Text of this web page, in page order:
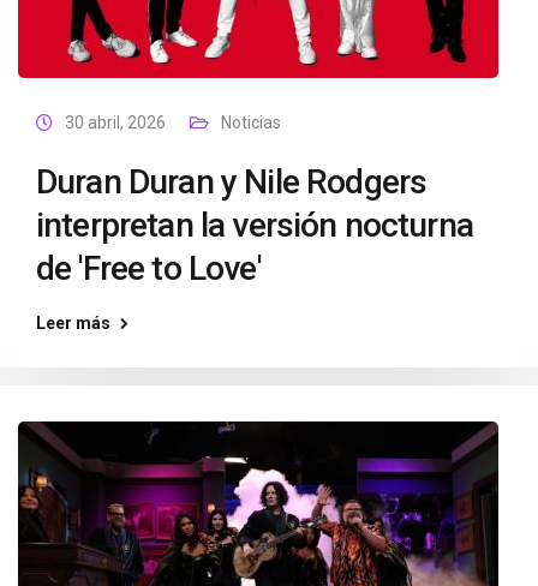
30 abril, 2026 Noticias
Duran Duran y Nile Rodgers
interpretan la versión nocturna
de 'Free to Love'
Leer más